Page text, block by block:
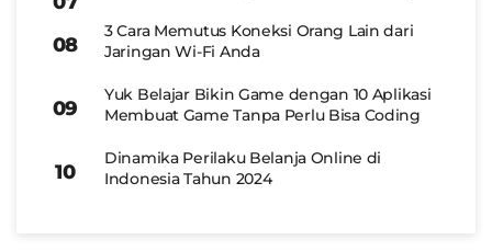
3 Cara Memutus Koneksi Orang Lain dari
Jaringan Wi-Fi Anda
Yuk Belajar Bikin Game dengan 10 Aplikasi
Membuat Game Tanpa Perlu Bisa Coding
Dinamika Perilaku Belanja Online di
Indonesia Tahun 2024